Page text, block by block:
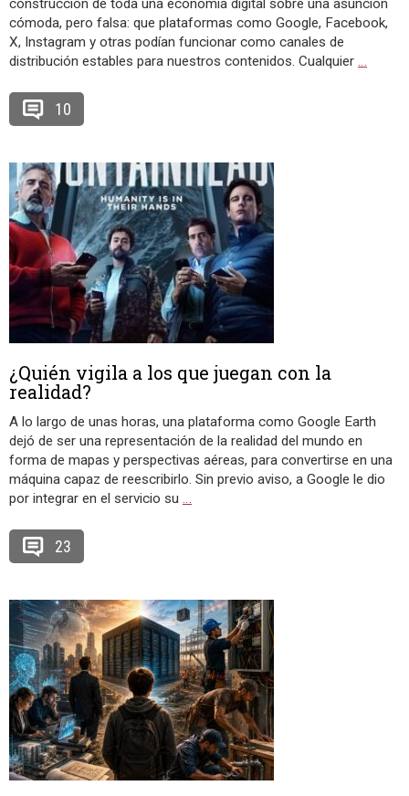
construcción de toda una economía digital sobre una asunción
cómoda, pero falsa: que plataformas como Google, Facebook,
X, Instagram y otras podían funcionar como canales de
distribución estables para nuestros contenidos. Cualquier …
10
¿Quién vigila a los que juegan con la
realidad?
A lo largo de unas horas, una plataforma como Google Earth
dejó de ser una representación de la realidad del mundo en
forma de mapas y perspectivas aéreas, para convertirse en una
máquina capaz de reescribirlo. Sin previo aviso, a Google le dio
por integrar en el servicio su …
23